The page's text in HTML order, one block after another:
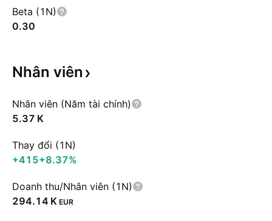
Beta (1N)
0.30
Nhân viên
Nhân viên (Năm tài chính)
‪5.37 K‬
Thay đổi (1N)
+415+8.37%
Doanh thu/Nhân viên (1N)
‪294.14 K‬ EUR